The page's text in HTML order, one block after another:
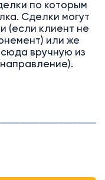
по которым
Сделки могут
(если клиент не
или же
вручную из